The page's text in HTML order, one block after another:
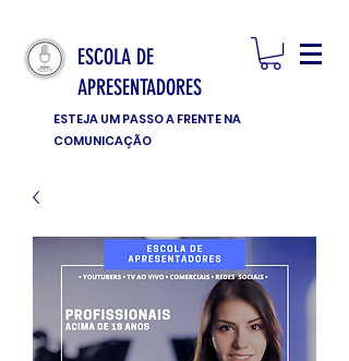
ESCOLA DE
APRESENTADORES
ESTEJA UM PASSO A FRENTE NA
COMUNICAÇÃO